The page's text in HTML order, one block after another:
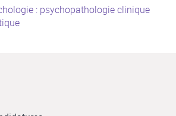
: psychopathologie clinique